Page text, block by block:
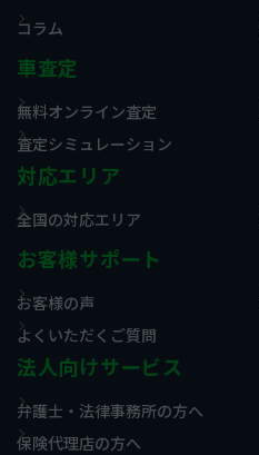
コラム
車査定
無料オンライン査定
査定シミュレーション
対応エリア
全国の対応エリア
お客様サポート
お客様の声
よくいただくご質問
法人向けサービス
弁護士・法律事務所の方へ
保険代理店の方へ